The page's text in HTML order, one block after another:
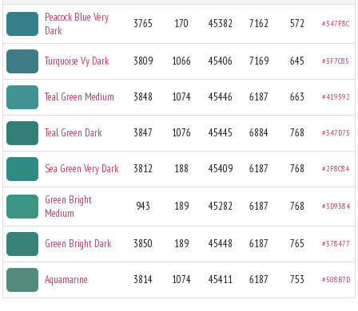
Peacock Blue Very
Dark
3765 170 45382 7162 572 #347F8C
Turquoise Vy Dark 3809 1066 45406 7169 645 #3F7C85
Teal Green Medium 3848 1074 45446 6187 663 #419392
Teal Green Dark 3847 1076 45445 6884 768 #347D75
Sea Green Very Dark 3812 188 45409 6187 768 #2F8C84
Green Bright
Medium
943 189 45282 6187 768 #3D9384
Green Bright Dark 3850 189 45448 6187 765 #378477
Aquamarine 3814 1074 45411 6187 753 #508B7D